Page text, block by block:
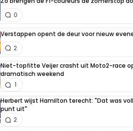
0
Verstappen opent de deur voor nieuw
2
Niet-topfitte Veijer crasht uit Moto2-race
dramatisch weekend
1
Herbert wijst Hamilton terecht: "Dat was
punt uit"
2